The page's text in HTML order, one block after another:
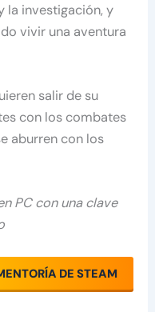
la investigación, y
vivir una aventura
salir de su
con los combates
aburren con los
PC con una clave
DE STEAM